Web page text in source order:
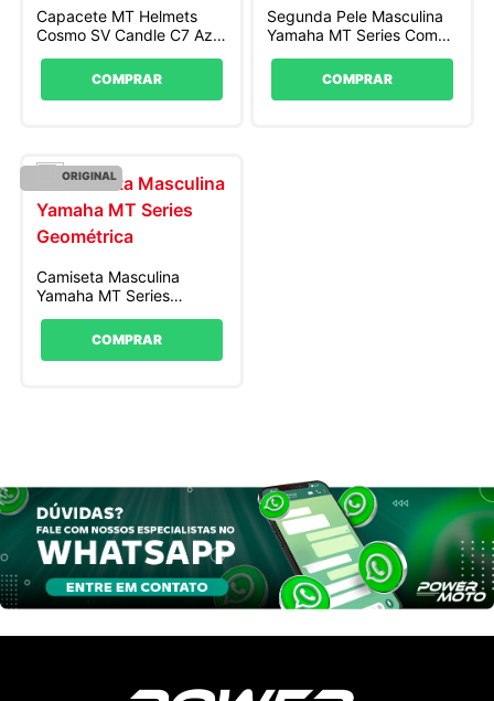
Capacete MT Helmets
Cosmo SV Candle C7 Azul
Brilhante
COMPRAR
Segunda Pele Masculina
Yamaha MT Series Com
Dedeira Preta
COMPRAR
ORIGINAL
Camiseta Masculina
Yamaha MT Series
COMPRAR